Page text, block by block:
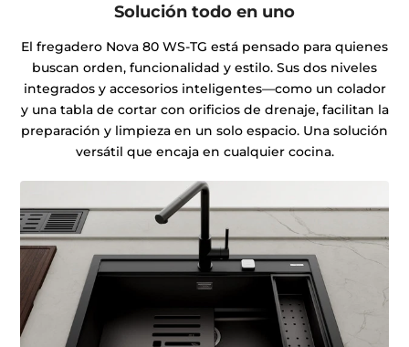
Solución todo en uno
El fregadero Nova 80 WS-TG está pensado para quienes
buscan orden, funcionalidad y estilo. Sus dos niveles
integrados y accesorios inteligentes—como un colador
y una tabla de cortar con orificios de drenaje, facilitan la
preparación y limpieza en un solo espacio. Una solución
versátil que encaja en cualquier cocina.